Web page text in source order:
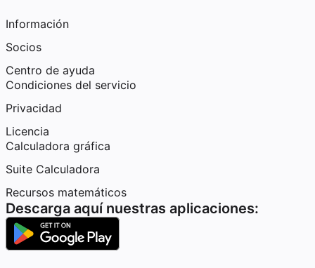
Información
Socios
Centro de ayuda
Condiciones del servicio
Privacidad
Licencia
Calculadora gráfica
Suite Calculadora
Recursos matemáticos
Descarga aquí nuestras aplicaciones: